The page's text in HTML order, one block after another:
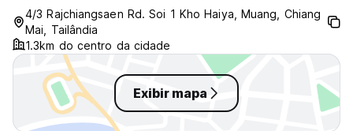
4/3 Rajchiangsaen Rd. Soi 1 Kho Haiya, Muang, Chiang
Mai, Tailândia
1.3km do centro da cidade
Exibir mapa